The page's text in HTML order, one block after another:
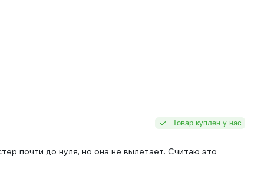
Товар куплен у нас
почти до нуля, но она не вылетает. Считаю это